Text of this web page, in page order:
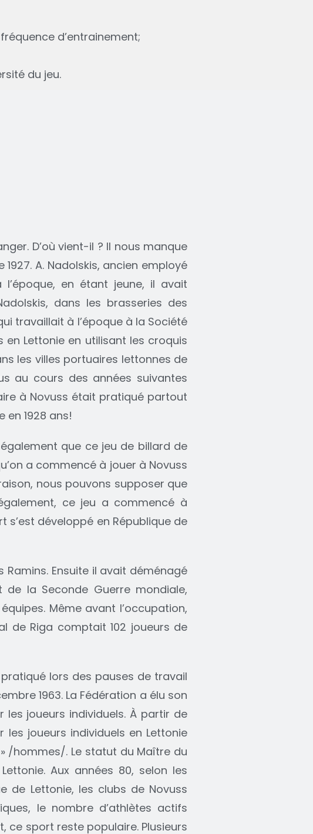
d’entrainement;
du jeu.
D’où vient-il ? Il nous manque
A. Nadolskis, ancien employé
en étant jeune, il avait
dans les brasseries des
travaillait à l’époque à la Société
Lettonie en utilisant les croquis
les villes portuaires lettonnes de
au cours des années suivantes
à Novuss était pratiqué partout
en 1928 ans!
que ce jeu de billard de
a commencé à jouer à Novuss
nous pouvons supposer que
ce jeu a commencé à
développé en République de
Ensuite il avait déménagé
la Seconde Guerre mondiale,
Même avant l’occupation,
de Riga comptait 102 joueurs de
lors des pauses de travail
1963. La Fédération a élu son
joueurs individuels. À partir de
joueurs individuels en Lettonie
» /hommes/. Le statut du Maître du
Aux années 80, selon les
de Lettonie, les clubs de Novuss
le nombre d’athlètes actifs
sport reste populaire. Plusieurs